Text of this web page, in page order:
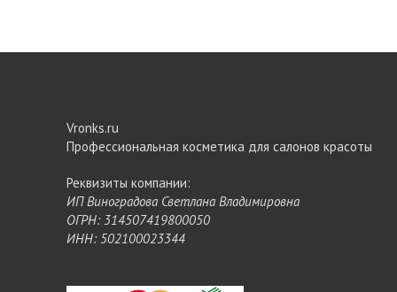
Vronks.ru
Профессиональная косметика для салонов красоты
Реквизиты компании:
ИП Виноградова Светлана Владимировна
ОГРН: 314507419800050
ИНН: 502100023344